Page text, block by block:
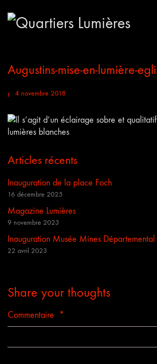
Augustins-mise-en-lumière-
4 novembre 2018
Articles récents
Inauguration de la place Foch
16 décembre 2025
Magazine Lumières
9 novembre 2023
Inauguration Musée Mines Départemental
22 avril 2023
Share your thoughts
Commentaire *